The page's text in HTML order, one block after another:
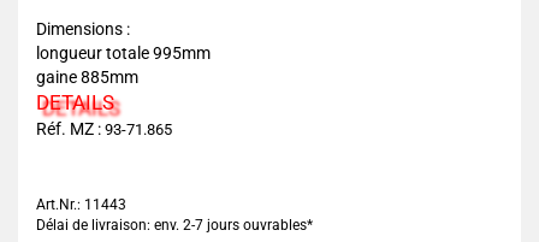
Dimensions :
longueur totale 995mm
gaine 885mm
DETAILS
Réf. MZ : 93-71.865
Art.Nr.: 11443
Délai de livraison: env. 2-7 jours ouvrables*